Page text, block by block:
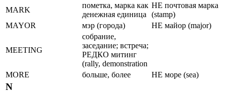
MARK
пометка, марка как
денежная единица
НЕ почтовая маpка
(stamp)
MAYOR
мэp (гоpода) НЕ майоp (major)
MEETING
собрание,
заседание; встреча;
РЕДКО митинг
(rally, demonstration
MORE
больше, более НЕ море (sea)
N